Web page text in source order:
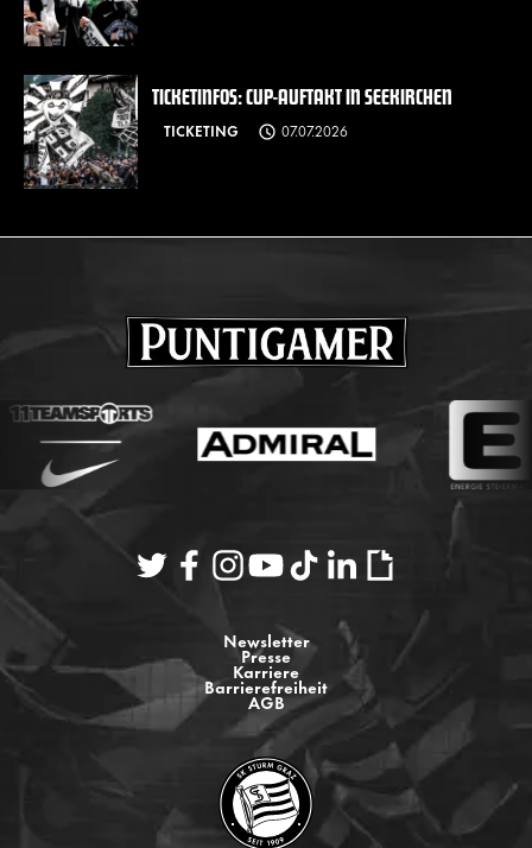
TICKETINFOS: CUP-AUFTAKT IN SEEKIRCHEN
TICKETING 07.07.2026
Newsletter
Presse
Karriere
Barrierefreiheit
AGB